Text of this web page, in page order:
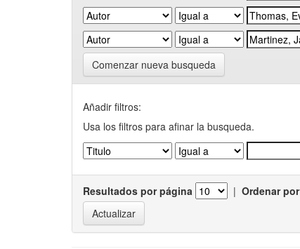
Comenzar nueva busqueda
Añadir filtros:
Usa los filtros para afinar la busqueda.
Resultados por página | Ordenar por